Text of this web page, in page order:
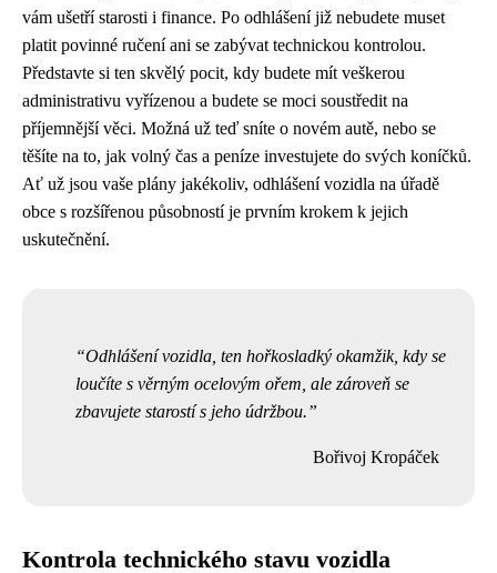
vám ušetří starosti i finance. Po odhlášení již nebudete muset
platit povinné ručení ani se zabývat technickou kontrolou.
Představte si ten skvělý pocit, kdy budete mít veškerou
administrativu vyřízenou a budete se moci soustředit na
příjemnější věci. Možná už teď sníte o novém autě, nebo se
těšíte na to, jak volný čas a peníze investujete do svých koníčků.
Ať už jsou vaše plány jakékoliv, odhlášení vozidla na úřadě
obce s rozšířenou působností je prvním krokem k jejich
uskutečnění.
Odhlášení vozidla, ten hořkosladký okamžik, kdy se
loučíte s věrným ocelovým ořem, ale zároveň se
zbavujete starostí s jeho údržbou.
Bořivoj Kropáček
Kontrola technického stavu vozidla